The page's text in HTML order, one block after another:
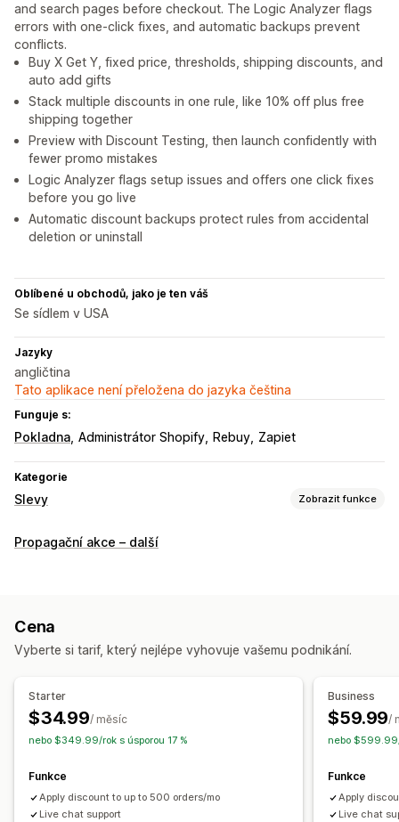
and search pages before checkout. The Logic Analyzer flags
errors with one-click fixes, and automatic backups prevent
conflicts.
Buy X Get Y, fixed price, thresholds, shipping discounts, and
auto add gifts
Stack multiple discounts in one rule, like 10% off plus free
shipping together
Preview with Discount Testing, then launch confidently with
fewer promo mistakes
Logic Analyzer flags setup issues and offers one click fixes
before you go live
Automatic discount backups protect rules from accidental
deletion or uninstall
Oblíbené u obchodů, jako je ten váš
Se sídlem v USA
Jazyky
angličtina
Tato aplikace není přeložena do jazyka čeština
Funguje s:
Pokladna Administrátor Shopify Rebuy Zapiet
Kategorie
Slevy Zobrazit funkce
Typy slev
Procentuální slevy
Doprava zdarma Sazby za dopravu
Slevy na košík
Časově omezené nabídky
Vlastní slevy
Převod měny
Cílení
Geolokace Označování štítky Filtrování
Propagační akce – další
Cena
Vyberte si tarif, který nejlépe vyhovuje vašemu podnikání.
Starter
$34.99/ měsíc
nebo $349.99/rok s úsporou 17 %
Funkce
Apply discount to up to 500 orders/mo
Live chat support
Business
$59.99/
nebo
Funkce
Apply
Live chat